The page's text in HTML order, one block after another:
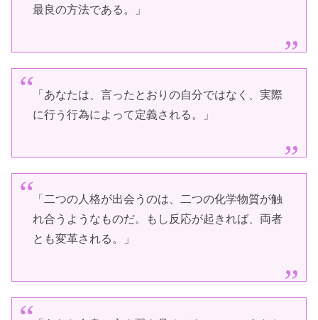
最良の方法である。」
「あなたは、言ったとおりの自分ではなく、実際
に行う行為によって定義される。」
「二つの人格が出会うのは、二つの化学物質が触
れ合うようなものだ。もし反応が起きれば、両者
とも変革される。」